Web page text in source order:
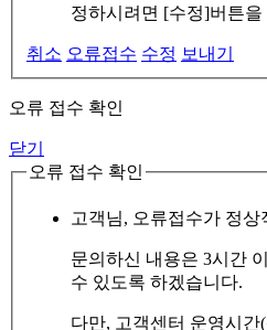
정하시려면 [수정]버튼을
취소 오류접수 수정 보내기
오류 접수 확인
닫기
오류 접수 확인
고객님, 오류접수가 정
문의하신 내용은 3시간
수 있도록 하겠습니다.
다만, 고객센터 운영시간(